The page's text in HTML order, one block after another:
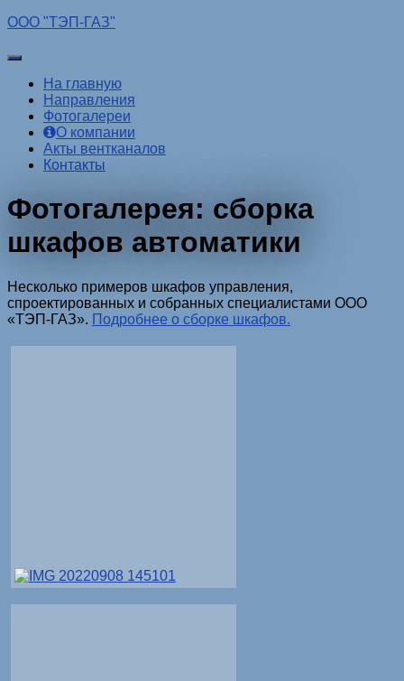
ООО "ТЭП-ГАЗ"
Переключить
навигациюНа главную
Направления
Фотогалереи
О компании
Акты вентканалов
Контакты
Фотогалерея: сборка
шкафов автоматики
Несколько примеров шкафов управления,
спроектированных и собранных специалистами ООО
«ТЭП-ГАЗ». Подробнее о сборке шкафов.